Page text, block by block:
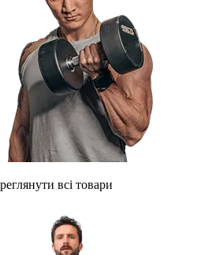
всі товари